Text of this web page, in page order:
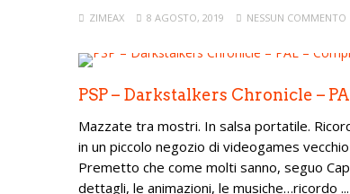
ZIMEAX 8 AGOSTO, 2019 NESSUN COMMENTO
PSP – Darkstalkers Chronicle –
Mazzate tra mostri. In salsa portatile.
in un piccolo negozio di videogames
Premetto che come molti sanno, seguo
dettagli, le animazioni, le musiche…ricordo ...